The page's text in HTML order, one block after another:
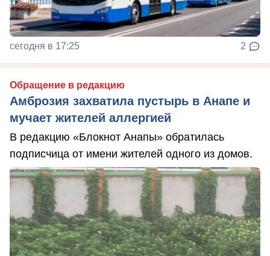
сегодня в 17:25 2
Обращение в редакцию
Амброзия захватила пустырь в Анапе и
мучает жителей аллергией
В редакцию «Блокнот Анапы» обратилась
подписчица от имени жителей одного из домов.